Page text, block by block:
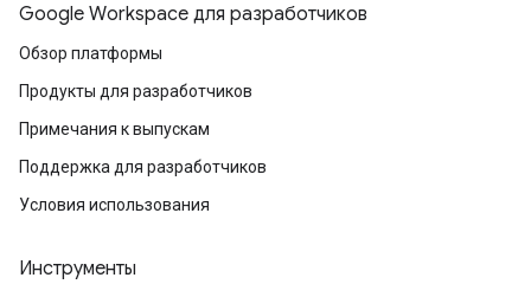
Google Workspace для разработчиков
Обзор платформы
Продукты для разработчиков
Примечания к выпускам
Поддержка для разработчиков
Условия использования
Инструменты